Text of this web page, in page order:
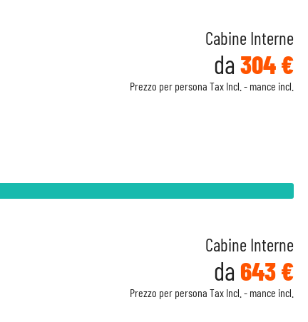
Cabine Interne
da 304 €
Prezzo per persona Tax Incl. - mance incl.
Cabine Interne
da 643 €
Prezzo per persona Tax Incl. - mance incl.